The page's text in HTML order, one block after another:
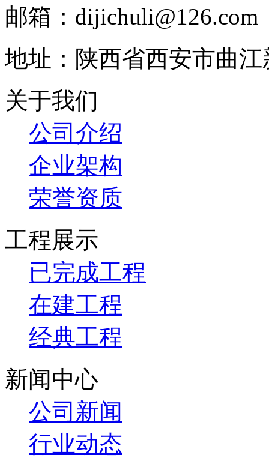
邮箱：dijichuli@126.com
地址：陕西省西安市曲
关于我们
公司介绍
企业架构
荣誉资质
工程展示
已完成工程
在建工程
经典工程
新闻中心
公司新闻
行业动态